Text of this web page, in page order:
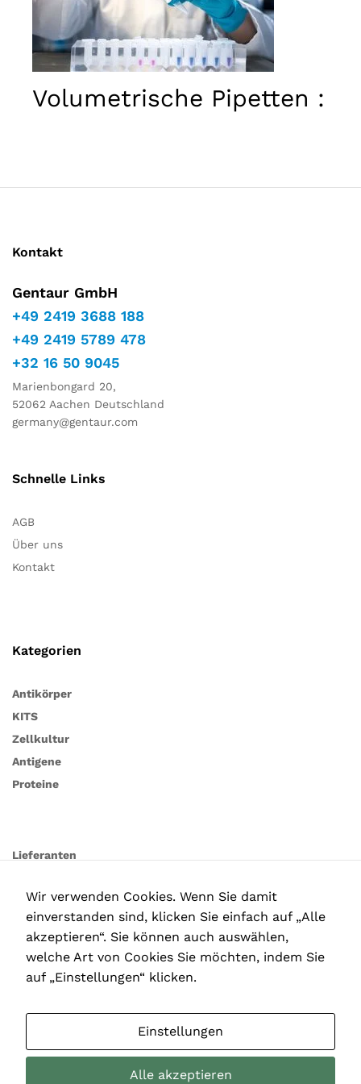
Volumetrische Pipetten :
Kontakt
Gentaur GmbH
+49 2419 3688 188
+49 2419 5789 478
+32 16 50 9045
Marienbongard 20,
52062 Aachen Deutschland
germany@gentaur.com
Schnelle Links
AGB
Über uns
Kontakt
Kategorien
Antikörper
KITS
Zellkultur
Antigene
Proteine
Lieferanten
Wir verwenden Cookies. Wenn Sie damit
einverstanden sind, klicken Sie einfach auf „Alle
akzeptieren“. Sie können auch auswählen,
welche Art von Cookies Sie möchten, indem Sie
auf „Einstellungen“ klicken.
Einstellungen
Alle akzeptieren
Marketing
Indem Sie
Ihre
Interessen
und Ihr
während
Ihres Besuchs